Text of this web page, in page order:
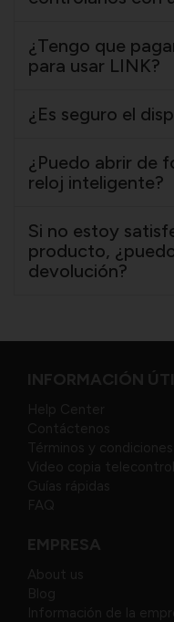
¿Tengo que
para usar LINK?
¿Es seguro el
¿Puedo abrir de
reloj inteligente?
Si no estoy
producto,
devolución?